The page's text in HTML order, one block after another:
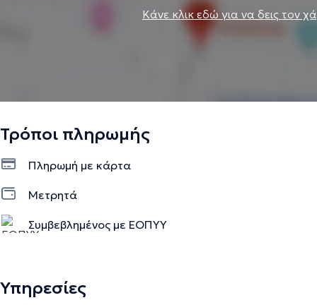
Κάνε κλικ εδώ για να δεις τον
Τρόποι πληρωμής
Πληρωμή με κάρτα
Μετρητά
Συμβεβλημένος με ΕΟΠΥΥ
Υπηρεσίες